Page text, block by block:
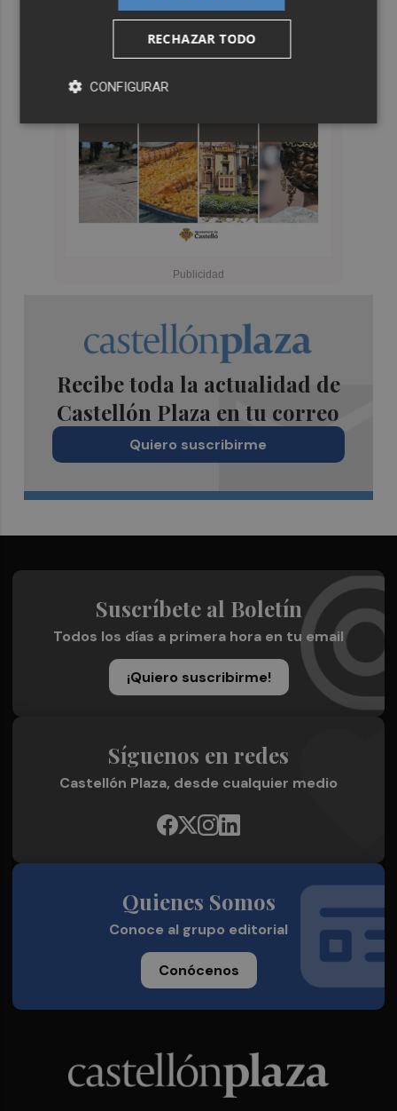
Recibe toda la actualidad de
Castellón Plaza en tu correo
Quiero suscribirme
Suscríbete al Boletín
Todos los días a primera hora en tu email
¡Quiero suscribirme!
Síguenos en redes
Castellón Plaza, desde cualquier medio
Quienes Somos
Conoce al grupo editorial
Conócenos
RECHAZAR TODO
CONFIGURAR